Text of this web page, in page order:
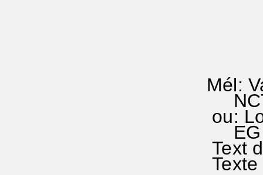
Mél:
ou:
EG
Text